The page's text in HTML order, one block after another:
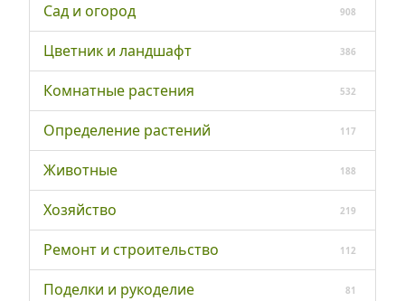
Сад и огород 908
Цветник и ландшафт 386
Комнатные растения 532
Определение растений 117
Животные 188
Хозяйство 219
Ремонт и строительство 112
Поделки и рукоделие 81